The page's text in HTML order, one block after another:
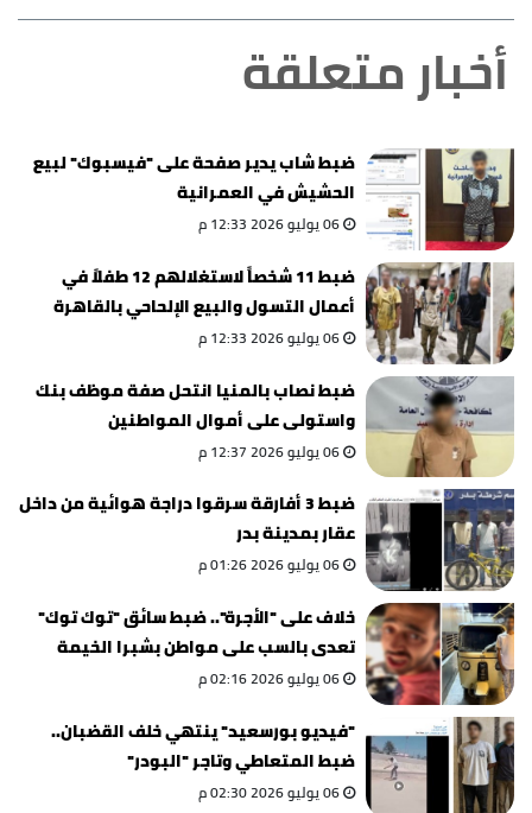
أخبار متعلقة
ضبط شاب يدير صفحة على "فيسبوك" لبيع
الحشيش في العمرانية
06 يوليو 2026 12:33 م
ضبط 11 شخصاً لاستغلالهم 12 طفلاً في
أعمال التسول والبيع الإلحاحي بالقاهرة
06 يوليو 2026 12:33 م
ضبط نصاب بالمنيا انتحل صفة موظف بنك
واستولى على أموال المواطنين
06 يوليو 2026 12:37 م
ضبط 3 أفارقة سرقوا دراجة هوائية من داخل
عقار بمدينة بدر
06 يوليو 2026 01:26 م
خلاف على "الأجرة".. ضبط سائق "توك توك"
تعدى بالسب على مواطن بشبرا الخيمة
06 يوليو 2026 02:16 م
"فيديو بورسعيد" ينتهي خلف القضبان..
ضبط المتعاطي وتاجر "البودر"
06 يوليو 2026 02:30 م